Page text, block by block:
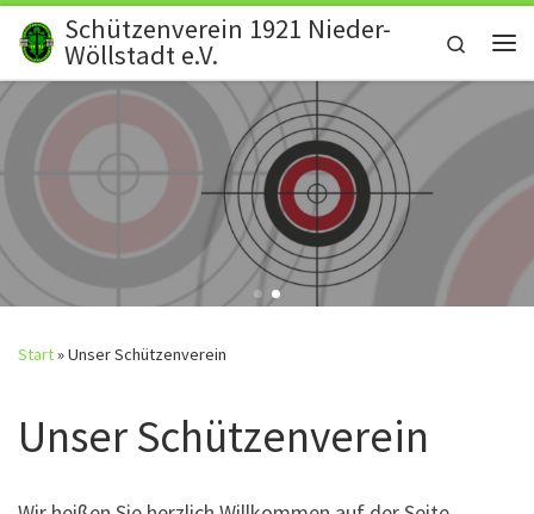
Zum Inhalt springen
Schützenverein 1921 Nieder-
Wöllstadt e.V.
Search
Start»Unser Schützenverein
Unser Schützenverein